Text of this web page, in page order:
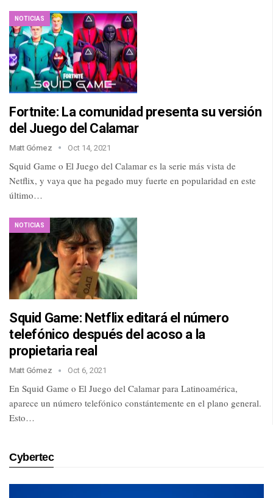
NOTICIAS
Fortnite: La comunidad presenta su versión
del Juego del Calamar
Matt Gómez Oct 14, 2021
Squid Game o El Juego del Calamar es la serie más vista de
Netflix, y vaya que ha pegado muy fuerte en popularidad en este
último…
NOTICIAS
Squid Game: Netflix editará el número
telefónico después del acoso a la
propietaria real
Matt Gómez Oct 6, 2021
En Squid Game o El Juego del Calamar para Latinoamérica,
aparece un número telefónico constántemente en el plano general.
Esto…
Cybertec